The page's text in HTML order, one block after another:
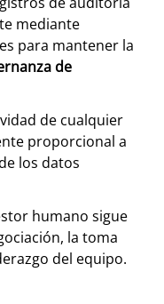
mediante
para mantener la
de
de cualquier
proporcional a
los datos
humano sigue
la toma
del equipo.